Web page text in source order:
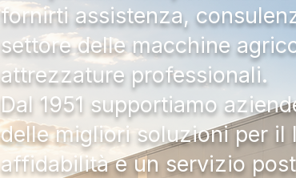
fornirti assistenza,
settore delle macchine
attrezzature professionali.
Dal 1951 supportiamo
delle migliori soluzioni per
affidabilità e un servizio